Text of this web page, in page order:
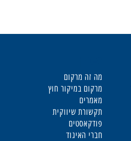
מה זה מרקום
מרקום במיקור חוץ
מאמרים
תקשורת שיווקית
פודקאסטים
חברי האיגוד